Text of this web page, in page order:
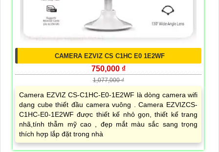
CAMERA EZVIZ CS C1HC E0 1E2WF
750,000 ₫
1,077,000 ₫
Camera EZVIZ CS-C1HC-E0-1E2WF là dòng camera wifi
dạng cube thiết đầu camera vuông . Camera EZVIZCS-
C1HC-E0-1E2WF được thiết kế nhỏ gọn, thiết kế trang
nhã,tính thẫm mỹ cao , đẹp mắt màu sắc sang trọng
thích hợp lắp đặt trong nhà